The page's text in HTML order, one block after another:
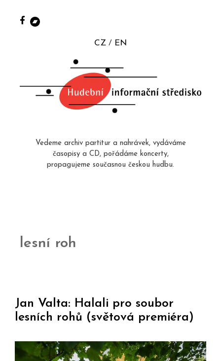
CZ EN
Vedeme archiv partitur a nahrávek, vydáváme
časopisy a CD, pořádáme koncerty,
propagujeme současnou českou hudbu.
lesní roh
Jan Valta: Halali pro soubor
lesních rohů (světová premiéra)